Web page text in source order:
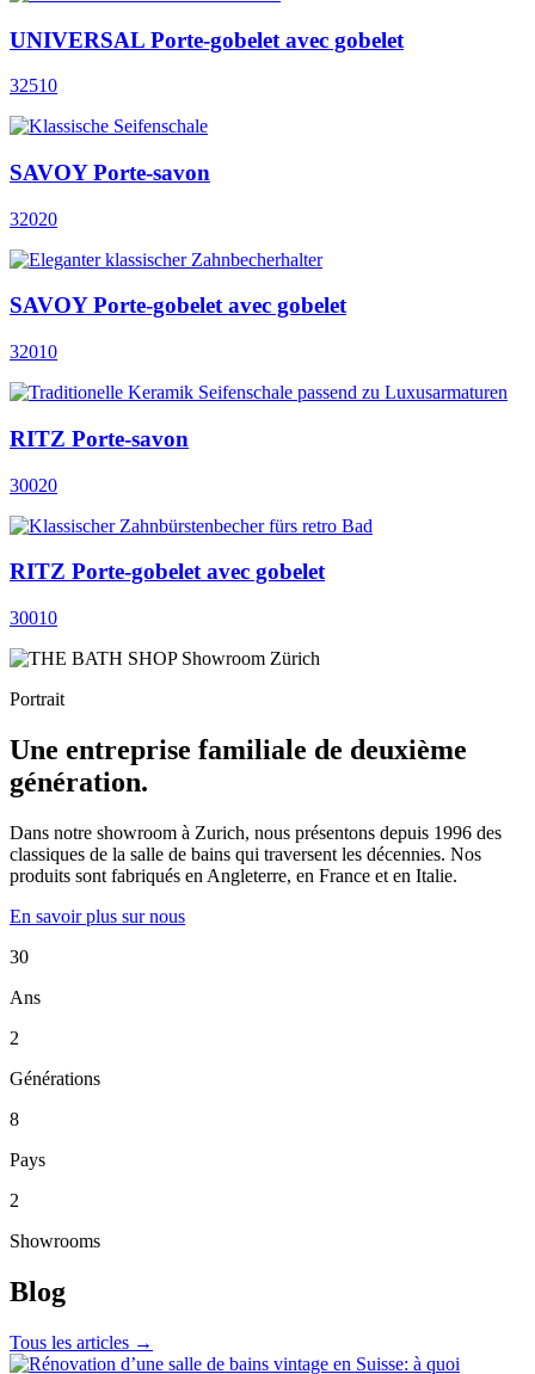
UNIVERSAL Porte-gobelet avec gobelet
32510
SAVOY Porte-savon
32020
SAVOY Porte-gobelet avec gobelet
32010
RITZ Porte-savon
30020
RITZ Porte-gobelet avec gobelet
30010
Portrait
Une entreprise familiale de deuxième
génération.
Dans notre showroom à Zurich, nous présentons depuis 1996 des
classiques de la salle de bains qui traversent les décennies. Nos
produits sont fabriqués en Angleterre, en France et en Italie.
En savoir plus sur nous
30
Ans
2
Générations
8
Pays
2
Showrooms
Blog
Tous les articles →